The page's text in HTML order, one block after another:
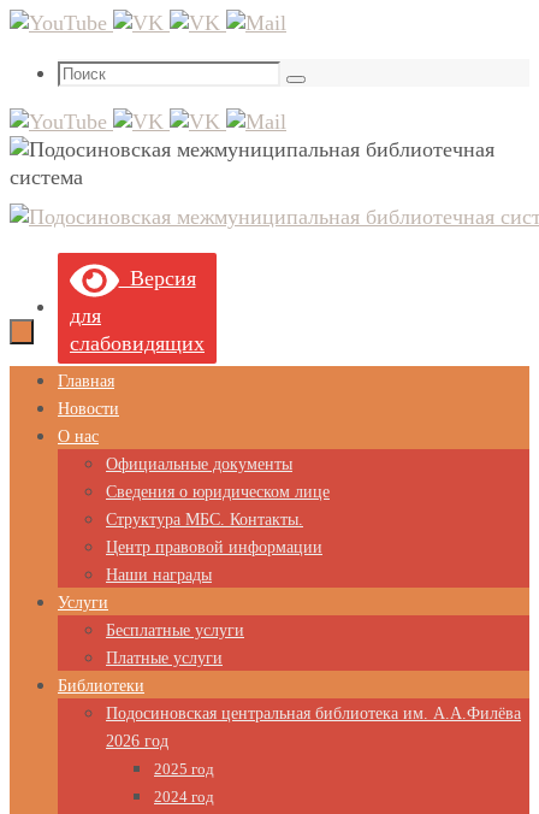
Перейти
содержимому
Что
Поиск
Версия
для
слабовидящих
Перейти
содержимому
Главная
Новости
О нас
Официальные документы
Сведения о юридическом лице
Структура МБС. Контакты.
Центр правовой информации
Наши награды
Услуги
Бесплатные услуги
Платные услуги
Библиотеки
Подосиновская центральная библиотека им. А.А.Филёва
2026 год
2025 год
2024 год